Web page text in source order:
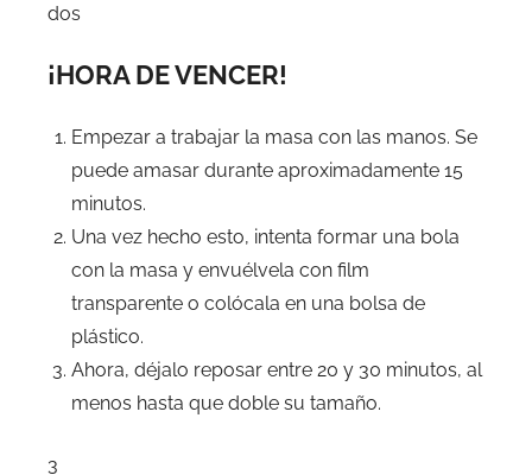
dos
¡HORA DE VENCER!
Empezar a trabajar la masa con las manos. Se
puede amasar durante aproximadamente 15
minutos.
Una vez hecho esto, intenta formar una bola
con la masa y envuélvela con film
transparente o colócala en una bolsa de
plástico.
Ahora, déjalo reposar entre 20 y 30 minutos, al
menos hasta que doble su tamaño.
3